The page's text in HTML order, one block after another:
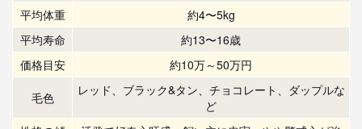
平均体重
約4〜5kg
平均寿命
約13〜16歳
価格目安
約10万～50万円
毛色
レッド、ブラック&タン、チョコレート、ダップルな
ど